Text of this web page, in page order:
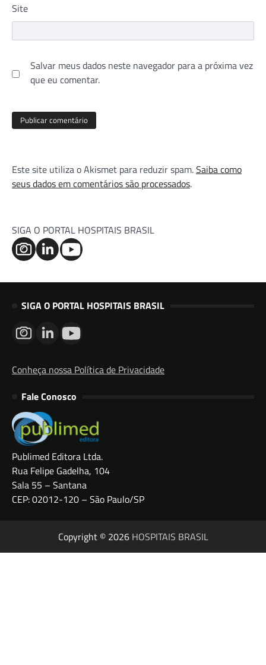
Site
Salvar meus dados neste navegador para a próxima vez
que eu comentar.
Este site utiliza o Akismet para reduzir spam.Saiba como
seus dados em comentários são processados.
SIGA O PORTAL HOSPITAIS BRASIL
SIGA O PORTAL HOSPITAIS BRASIL
Conheça nossa Política de Privacidade
Fale Conosco
Publimed Editora Ltda.
Rua Felipe Gadelha, 104
Sala 55 – Santana
CEP: 02012-120 – São Paulo/SP
Copyright © 2026 HOSPITAIS BRASIL